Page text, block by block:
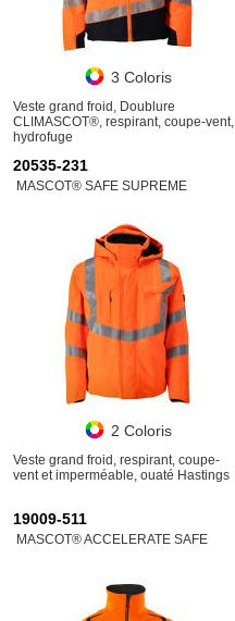
3 Coloris
Veste grand froid, Doublure
CLIMASCOT®, respirant, coupe-vent,
hydrofuge
20535-231
MASCOT® SAFE SUPREME
2 Coloris
Veste grand froid, respirant, coupe-
vent et imperméable, ouaté Hastings
19009-511
MASCOT® ACCELERATE SAFE